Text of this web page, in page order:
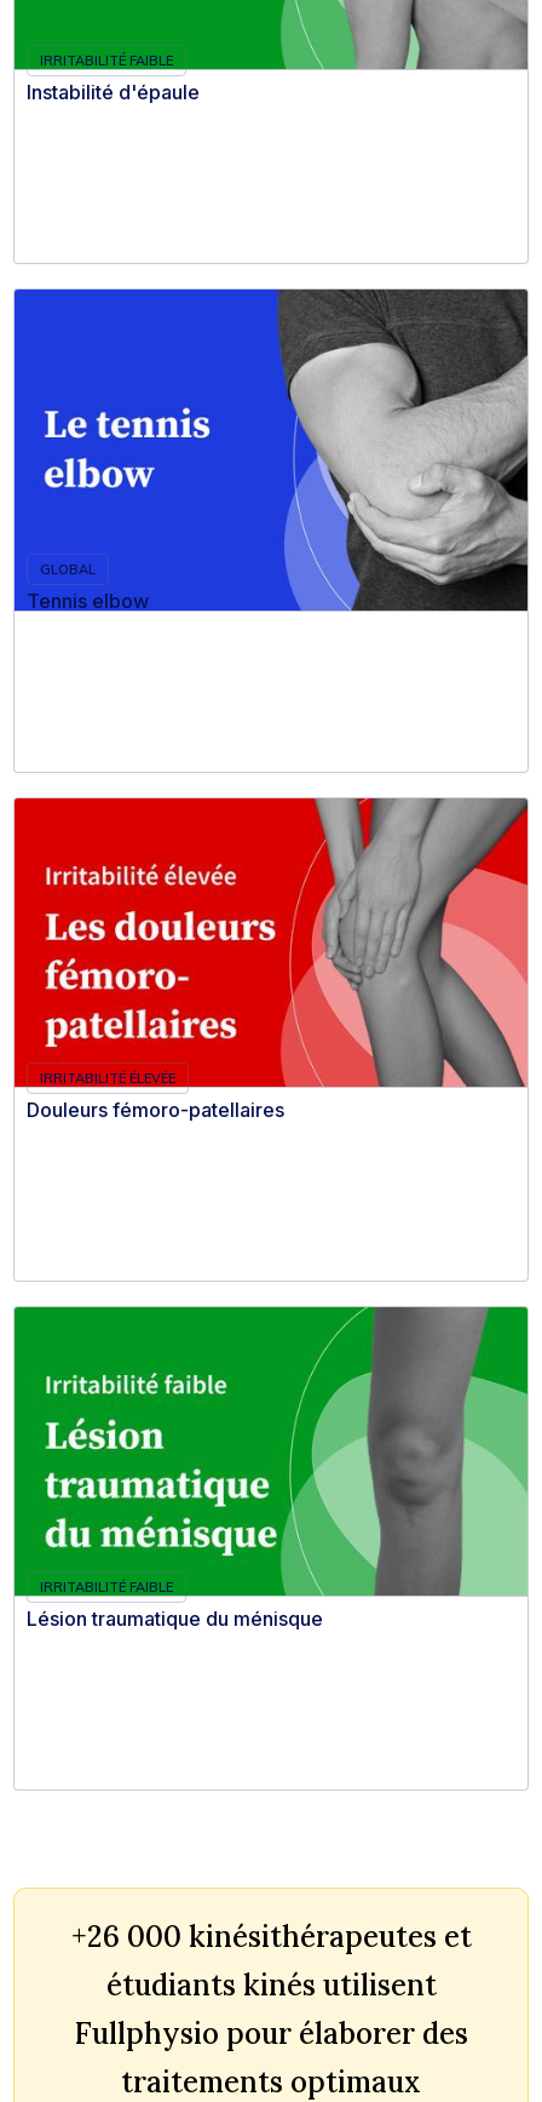
IRRITABILITÉ FAIBLE
Instabilité d'épaule
GLOBAL
Tennis elbow
IRRITABILITÉ ÉLEVÉE
Douleurs fémoro-patellaires
IRRITABILITÉ FAIBLE
Lésion traumatique du ménisque
+26 000 kinésithérapeutes et
étudiants kinés utilisent
Fullphysio pour élaborer des
traitements optimaux